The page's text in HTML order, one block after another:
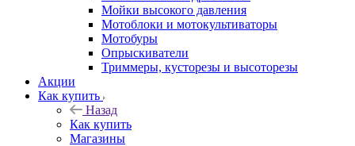
Мойки высокого давления
Мотоблоки и мотокультиваторы
Мотобуры
Опрыскиватели
Триммеры, кусторезы и высоторезы
Акции
Как купить
Назад
Как купить
Магазины